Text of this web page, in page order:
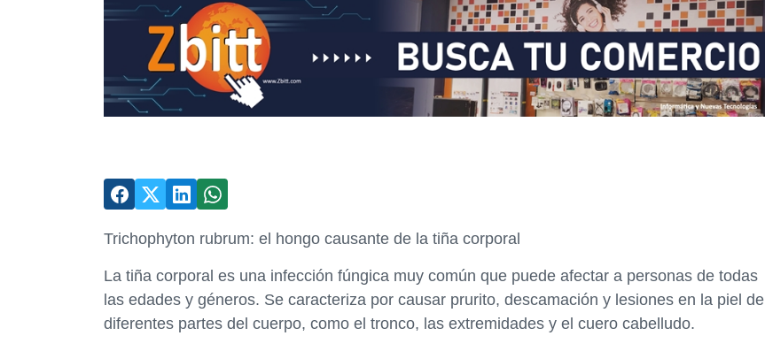
Trichophyton rubrum: el hongo causante de la tiña corporal
La tiña corporal es una infección fúngica muy común que puede afectar a personas de todas
las edades y géneros. Se caracteriza por causar prurito, descamación y lesiones en la piel de
diferentes partes del cuerpo, como el tronco, las extremidades y el cuero cabelludo.